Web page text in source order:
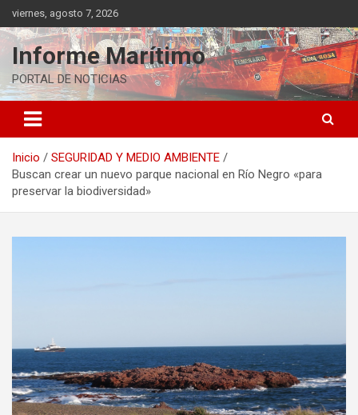
Saltar
al
contenido
viernes, agosto 7, 2026
Informe Marítimo
PORTAL DE NOTICIAS
Inicio
SEGURIDAD Y MEDIO AMBIENTE
Buscan crear un nuevo parque nacional en Río Negro «para
preservar la biodiversidad»